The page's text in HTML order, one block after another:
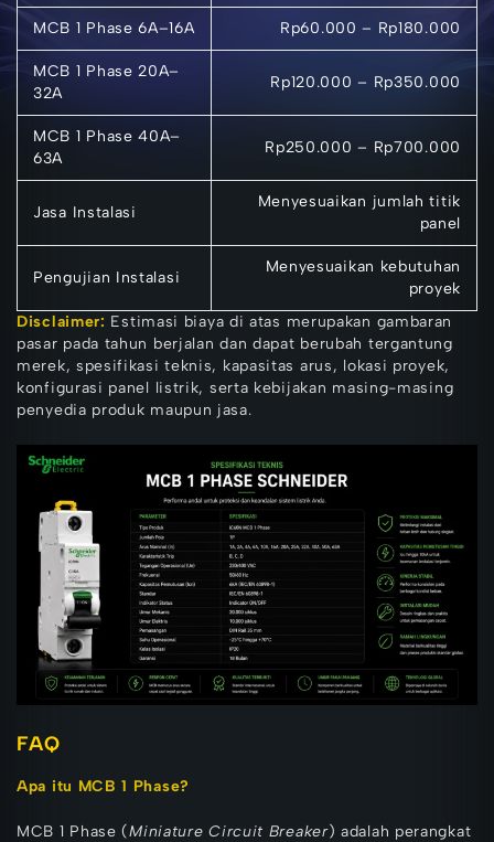
MCB 1 Phase 6A–16A Rp60.000 – Rp180.000
MCB 1 Phase 20A–
32A
Rp120.000 – Rp350.000
MCB 1 Phase 40A–
63A
Rp250.000 – Rp700.000
Jasa Instalasi
Menyesuaikan jumlah titik
panel
Pengujian Instalasi
Menyesuaikan kebutuhan
proyek
Disclaimer: Estimasi biaya di atas merupakan gambaran
pasar pada tahun berjalan dan dapat berubah tergantung
merek, spesifikasi teknis, kapasitas arus, lokasi proyek,
konfigurasi panel listrik, serta kebijakan masing-masing
penyedia produk maupun jasa.
FAQ
Apa itu MCB 1 Phase?
MCB 1 Phase (Miniature Circuit Breaker) adalah perangkat